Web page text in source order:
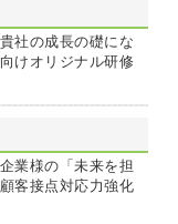
社の成長の礎にな
けオリジナル研修
業様の「未来を担
客接点対応力強化